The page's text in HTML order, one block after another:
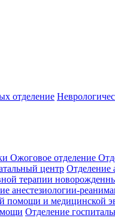
отделение
Ожоговое отделение
центр Отделение
терапии
анестезиологии-
помощи и медицинской
Отделение